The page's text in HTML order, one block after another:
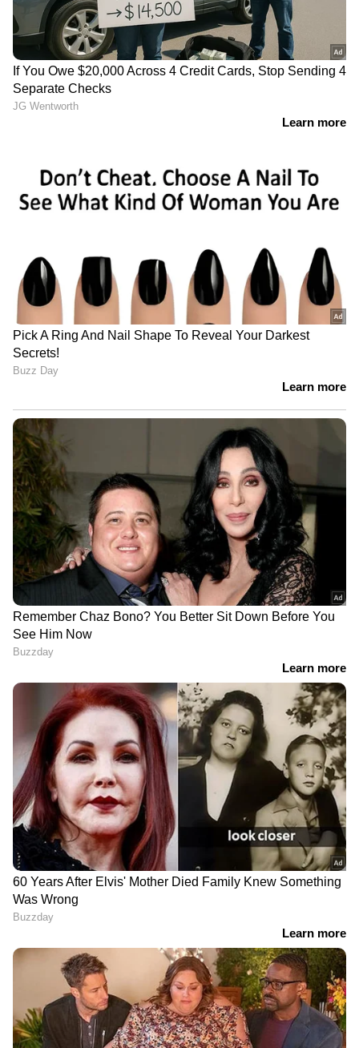
ക്ലിക് ചെയ്യുക
LATEST VIDEOS
ജനാധിപത്യത്തെ ഉയര്‍ത്തിപ്പിടിച്ച്
സുപ്രീംകോടതി | Surgical Strike |
Supreme Court | Lok Sabha
പാര്‍ട്ടിയോടുള്ള
വെല്ലുവിളിയായാണ് കാണേണ്ടത്'